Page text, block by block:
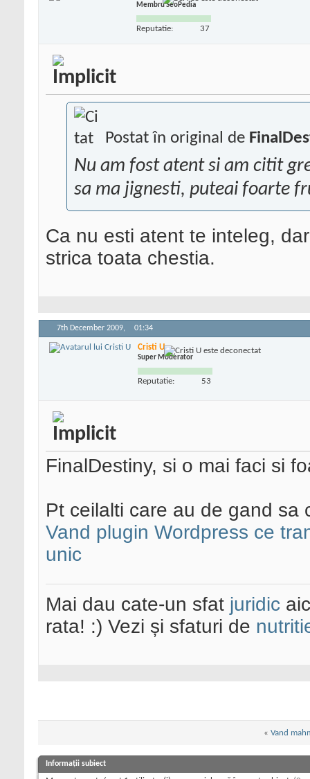
Membru SeoPedia
Reputatie: 37
Postat în original de
Nu am fost atent si am citit
sa ma jignesti, puteai foarte
Ca nu esti atent te inteleg,
strica toata chestia.
7th December 2009, 01:34
Cristi U
Super Moderator
Reputatie: 53
FinalDestiny, si o mai faci si
Pt ceilalti care au de gand sa
Vand plugin Wordpress ce
unic
Mai dau cate-un sfat juridic
rata! :) Vezi și sfaturi de
« Vand
Informații subiect